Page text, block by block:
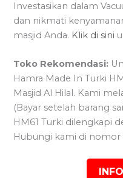
Investasikan dalam
dan nikmati
masjid Anda. Klik di sini
Toko Rekomendasi:
Hamra Made In Turki
Masjid Al Hilal. Kami
(Bayar setelah barang
HM61 Turki dilengkapi
Hubungi kami di nomor